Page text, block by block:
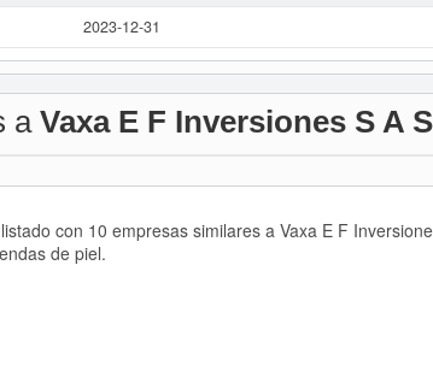
2023-12-31
a Vaxa E F Inversiones S A S
con 10 empresas similares a Vaxa E F
de piel.